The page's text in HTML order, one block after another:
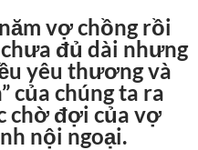
vợ chồng rồi
đủ dài nhưng
yêu thương và
của chúng ta ra
chờ đợi của vợ
nội ngoại.